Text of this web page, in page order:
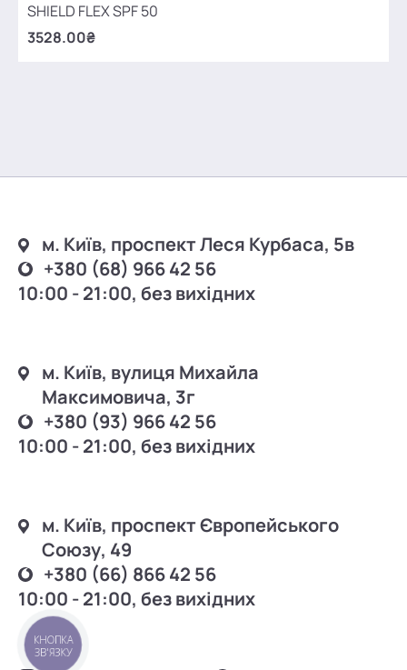
SHIELD FLEX SPF 50
3528.00₴
м. Київ, проспект Леся Курбаса, 5в
+380 (68) 966 42 56
10:00 - 21:00, без вихідних
м. Київ, вулиця Михайла
Максимовича, 3г
+380 (93) 966 42 56
10:00 - 21:00, без вихідних
м. Київ, проспект Європейського
Союзу, 49
+380 (66) 866 42 56
10:00 - 21:00, без вихідних
КНОПКА
ЗВ'ЯЗКУ